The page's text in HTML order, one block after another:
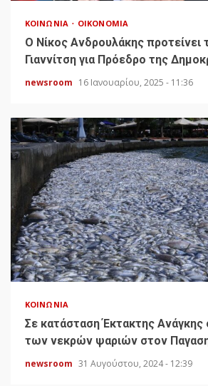
ΚΟΙΝΩΝΊΑ ΟΙΚΟΝΟΜΊΑ
Ο Νίκος Ανδρουλάκης προτείνει
Γιαννίτση για Πρόεδρο της
newsroom 16 Ιανουαρίου, 2025 - 11:36
ΚΟΙΝΩΝΊΑ
Σε κατάσταση Έκτακτης
των νεκρών ψαριών στον
newsroom 31 Αυγούστου, 2024 - 12:39